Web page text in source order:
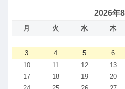
2026年8
月 火 水 木
3
4 5 6
10
11 12 13
17
18 19 20